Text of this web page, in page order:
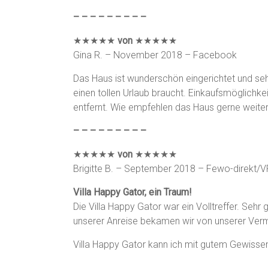
– – – – – – – – –
★★★★★ von ★★★★★
Gina R. – November 2018 – Facebook
Das Haus ist wunderschön eingerichtet und
einen tollen Urlaub braucht.
entfernt. Wie empfehlen das Haus gerne
– – – – – – – – –
★★★★★ von ★★★★★
Brigitte B. – September 2018 – Fewo-direkt/
Villa Happy Gator, ein Traum!
Die Villa Happy Gator war ein Volltreffer.
unserer Anreise bekamen wir von unserer
Villa Happy Gator kann ich mit gutem